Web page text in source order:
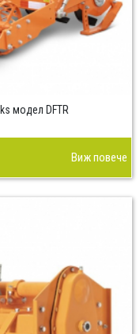
модел DFTR
Виж повече